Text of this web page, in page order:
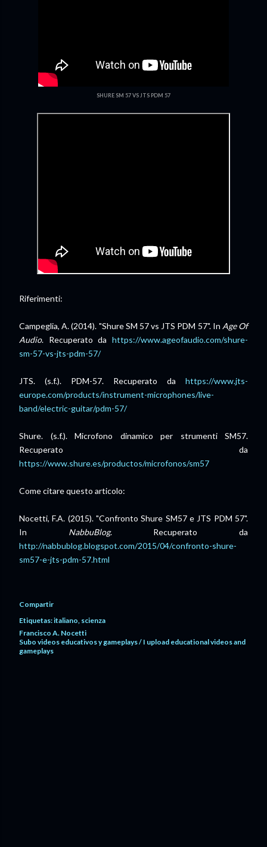
SHURE SM 57 VS JTS PDM 57
Riferimenti:
Campeglia, A. (2014). "Shure SM 57 vs JTS PDM 57". In Age Of
Audio. Recuperato da https://www.ageofaudio.com/shure-
sm-57-vs-jts-pdm-57/
JTS. (s.f.). PDM-57. Recuperato da https://www.jts-
europe.com/products/instrument-microphones/live-
band/electric-guitar/pdm-57/
Shure. (s.f.). Microfono dinamico per strumenti SM57.
Recuperato da
https://www.shure.es/productos/microfonos/sm57
Come citare questo articolo:
Nocetti, F.A. (2015). "Confronto Shure SM57 e JTS PDM 57".
In NabbuBlog. Recuperato da
http://nabbublog.blogspot.com/2015/04/confronto-shure-
sm57-e-jts-pdm-57.html
Compartir
Etiquetas:italiano scienza
Francisco A. Nocetti
Subo videos educativos y gameplays / I upload educational videos and
gameplays